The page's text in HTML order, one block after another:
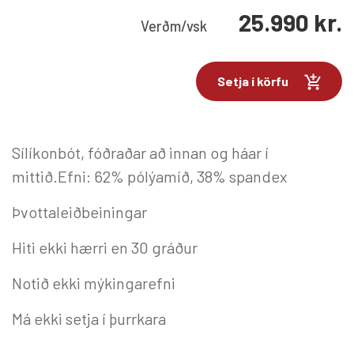
Verðm/vsk 25.990 kr.
Setja í körfu
Sílíkonbót, fóðraðar að innan og háar í
mittið.Efni: 62% pólýamíð, 38% spandex
Þvottaleiðbeiningar
Hiti ekki hærri en 30 gráður
Notið ekki mýkingarefni
Má ekki setja í þurrkara